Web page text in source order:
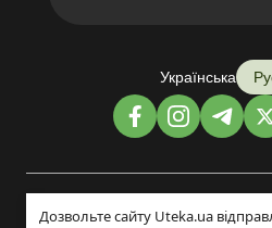
Дозвольте сайту Uteka.ua
Українська
Дизайн и разработка: